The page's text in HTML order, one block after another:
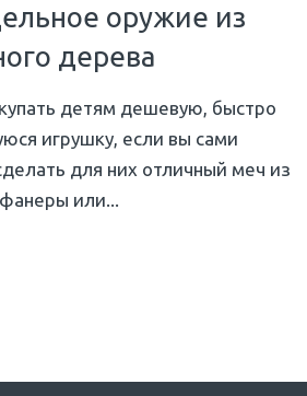
оружие из
дерева
детям дешевую, быстро
игрушку, если вы сами
для них отличный меч из
или...